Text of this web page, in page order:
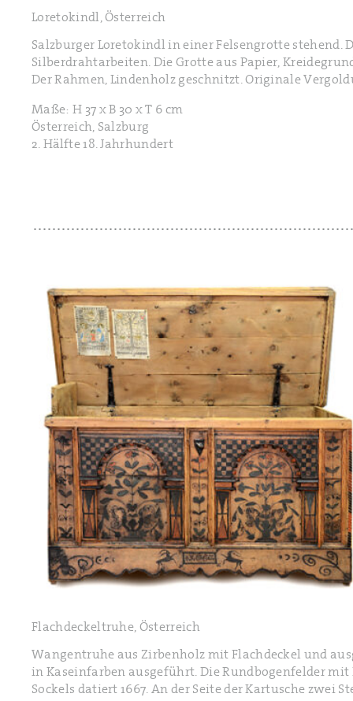
Loretokindl, Österreich
Salzburger Loretokindl in einer Felsengrotte stehend.
Silberdrahtarbeiten. Die Grotte aus Papier,
Der Rahmen, Lindenholz geschnitzt. Originale
Maße: H 37 x B 30 x T 6 cm
Österreich, Salzburg
2. Hälfte 18. Jahrhundert
Flachdeckeltruhe, Österreich
Wangentruhe aus Zirbenholz mit Flachdeckel und
in Kaseinfarben ausgeführt. Die Rundbogenfelder
Sockels datiert 1667. An der Seite der Kartusche